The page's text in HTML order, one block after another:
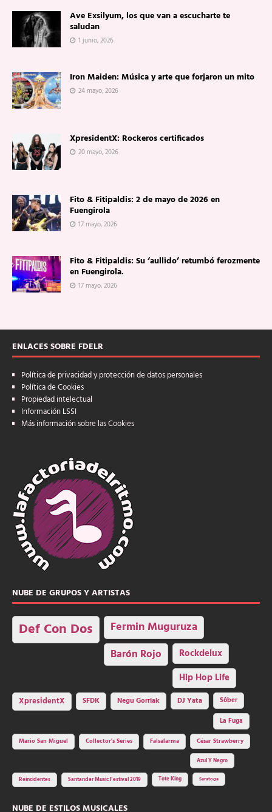
Ave Exsilyum, los que van a escucharte te
saludan
1 junio, 2026
Iron Maiden: Música y arte que forjaron un mito
24 mayo, 2026
XpresidentX: Rockeros certificados
20 mayo, 2026
Fito & Fitipaldis: 2 de mayo de 2026 en
Fuengirola
17 mayo, 2026
Fito & Fitipaldis: Su ‘aullido’ retumbó ferozmente
en Fuengirola.
17 mayo, 2026
ENLACES SOBRE FDELR
Política de privacidad y protección de datos personales
Política de Cookies
Propiedad intelectual
Información LSSI
Más información sobre las Cookies
NUBE DE GRUPOS Y ARTISTAS
Def Con Dos Fermin Muguruza
Barón Rojo Rockdelux
Hip Hop Life
XpresidentX SFDK Negu Gorriak DJ Yata
Sôber
La Fuga
Mario San Miguel
Collector's Series Falsalarma César Strawberry
Azul Y Negro
Reincidentes Santander Music Festival 2019 Tote King Saratoga
NUBE DE ESTILOS MUSICALES